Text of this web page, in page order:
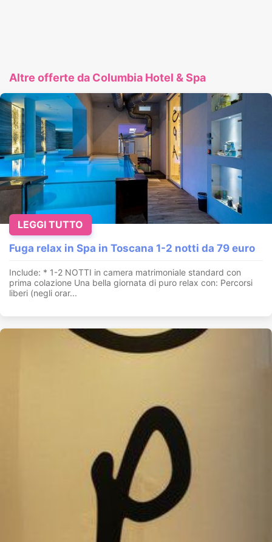
Altre offerte da Columbia Hotel & Spa
Fuga relax in Spa in Toscana 1-2 notti da 79 euro
Include: * 1-2 NOTTI in camera matrimoniale standard con
prima colazione Una bella giornata di puro relax con: Percorsi
liberi (negli orar...
LEGGI TUTTO